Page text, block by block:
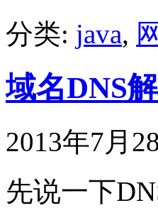
分类: java,
域名DNS
2013年7月
先说一下